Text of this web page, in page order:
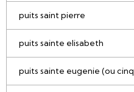
puits saint pierre
puits sainte elisabeth
puits sainte eugenie (ou cinq